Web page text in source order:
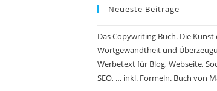
Neueste Beiträge
Das Copywriting Buch. Die Kunst
Wortgewandtheit und
Werbetext für Blog, Webseite,
SEO, … inkl. Formeln. Buch von